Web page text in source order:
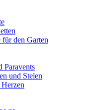
den Garten
Paravents
und Stelen